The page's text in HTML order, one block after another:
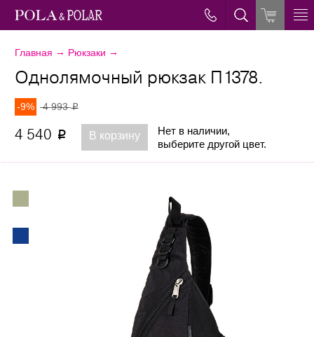
Главная → Рюкзаки →
Однолямочный рюкзак П1378.
-9% 4 993p
4 540 p В корзину
Нет в наличии,
выберите другой цвет.